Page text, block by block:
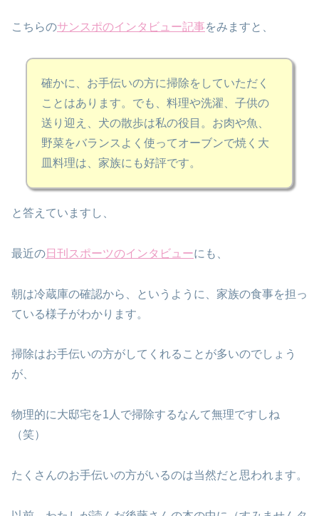
こちらのサンスポのインタビュー記事をみますと、
確かに、お手伝いの方に掃除をしていただく
ことはあります。でも、料理や洗濯、子供の
送り迎え、犬の散歩は私の役目。お肉や魚、
野菜をバランスよく使ってオーブンで焼く大
皿料理は、家族にも好評です。
と答えていますし、
最近の日刊スポーツのインタビューにも、
朝は冷蔵庫の確認から、というように、家族の食事を担っ
ている様子がわかります。
掃除はお手伝いの方がしてくれることが多いのでしょう
が、
物理的に大邸宅を1人で掃除するなんて無理ですしね
（笑）
たくさんのお手伝いの方がいるのは当然だと思われます。